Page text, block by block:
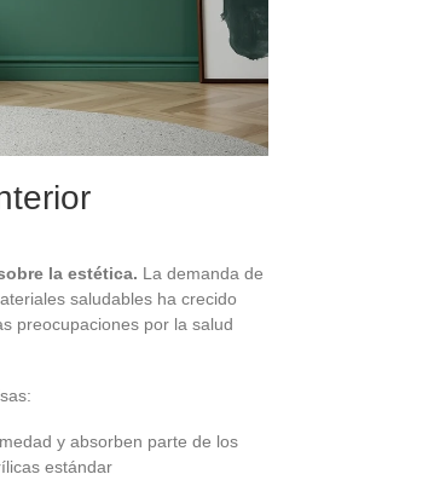
la estética. La demanda de
saludables ha crecido
preocupaciones por la salud
y absorben parte de los
estándar